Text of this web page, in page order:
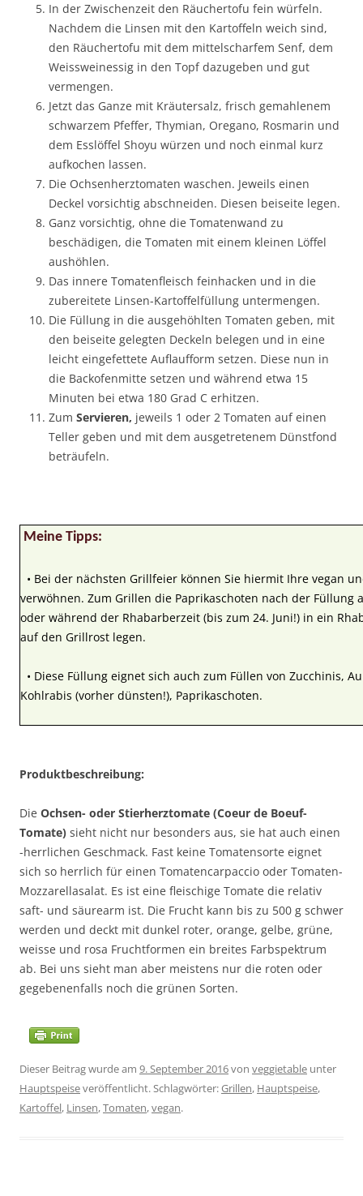
In der Zwischenzeit den Räuchertofu fein würfeln.
Nachdem die Linsen mit den Kartoffeln weich sind,
den Räuchertofu mit dem mittelscharfem Senf, dem
Weissweinessig in den Topf dazugeben und gut
vermengen.
Jetzt das Ganze mit Kräutersalz, frisch gemahlenem
schwarzem Pfeffer, Thymian, Oregano, Rosmarin und
dem Esslöffel Shoyu würzen und noch einmal kurz
aufkochen lassen.
Die Ochsenherztomaten waschen. Jeweils einen
Deckel vorsichtig abschneiden. Diesen beiseite legen.
Ganz vorsichtig, ohne die Tomatenwand zu
beschädigen, die Tomaten mit einem kleinen Löffel
aushöhlen.
Das innere Tomatenfleisch feinhacken und in die
zubereitete Linsen-Kartoffelfüllung untermengen.
Die Füllung in die ausgehöhlten Tomaten geben, mit
den beiseite gelegten Deckeln belegen und in eine
leicht eingefettete Auflaufform setzen. Diese nun in
die Backofenmitte setzen und während etwa 15
Minuten bei etwa 180 Grad C erhitzen.
Zum Servieren, jeweils 1 oder 2 Tomaten auf einen
Teller geben und mit dem ausgetretenem Dünstfond
beträufeln.
Meine Tipps:
• Bei der nächsten Grillfeier können Sie hiermit Ihre vegan
verwöhnen. Zum Grillen die Paprikaschoten nach der Füllung
oder während der Rhabarberzeit (bis zum 24. Juni!) in ein
auf den Grillrost legen.
• Diese Füllung eignet sich auch zum Füllen von Zucchinis,
Kohlrabis (vorher dünsten!), Paprikaschoten.
Produktbeschreibung:
Die Ochsen- oder Stierherztomate (Coeur de Boeuf-
Tomate) sieht nicht nur besonders aus, sie hat auch einen
-herrlichen Geschmack. Fast keine Tomatensorte eignet
sich so herrlich für einen Tomatencarpaccio oder Tomaten-
Mozzarellasalat. Es ist eine fleischige Tomate die relativ
saft- und säurearm ist. Die Frucht kann bis zu 500 g schwer
werden und deckt mit dunkel roter, orange, gelbe, grüne,
weisse und rosa Fruchtformen ein breites Farbspektrum
ab. Bei uns sieht man aber meistens nur die roten oder
gegebenenfalls noch die grünen Sorten.
Dieser Beitrag wurde am 9. September 2016von veggietable unter
Hauptspeiseveröffentlicht. Schlagwörter:Grillen, Hauptspeise,
Kartoffel, Linsen,Tomaten,vegan.